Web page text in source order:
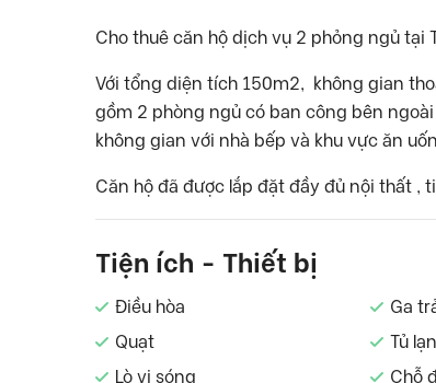
Cho thuê căn hộ dịch vụ 2 phỏng ngủ tại
Với tổng diện tích 150m2, không gian
gồm 2 phòng ngủ có ban công bên
không gian với nhà bếp và khu vực ăn
Căn hộ đã được lắp đặt đầy đủ nội thất ,
Tiện ích - Thiết bị
Điều hòa Ga
Quạt
Tủ
Lò vi sóng
Chỗ